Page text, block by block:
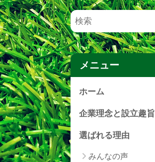
メニュー
ホーム
企業理念と設立趣旨
選ばれる理由
みんなの声